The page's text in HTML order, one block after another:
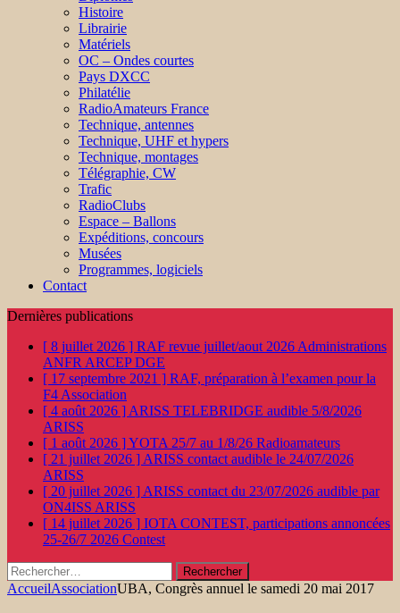
Histoire
Librairie
Matériels
OC – Ondes courtes
Pays DXCC
Philatélie
RadioAmateurs France
Technique, antennes
Technique, UHF et hypers
Technique, montages
Télégraphie, CW
Trafic
RadioClubs
Espace – Ballons
Expéditions, concours
Musées
Programmes, logiciels
Contact
Dernières publications
[ 8 juillet 2026 ] RAF revue juillet/aout 2026 Administrations
ANFR ARCEP DGE
[ 17 septembre 2021 ] RAF, préparation à l’examen pour la
F4 Association
[ 4 août 2026 ] ARISS TELEBRIDGE audible 5/8/2026
ARISS
[ 1 août 2026 ]YOTA 25/7 au 1/8/26 Radioamateurs
[ 21 juillet 2026 ] ARISS contact audible le 24/07/2026
ARISS
[ 20 juillet 2026 ] ARISS contact du 23/07/2026 audible par
ON4ISS ARISS
[ 14 juillet 2026 ] IOTA CONTEST, participations annoncées
25-26/7 2026 Contest
Rechercher :
AccueilAssociationUBA, Congrès annuel le samedi 20 mai 2017